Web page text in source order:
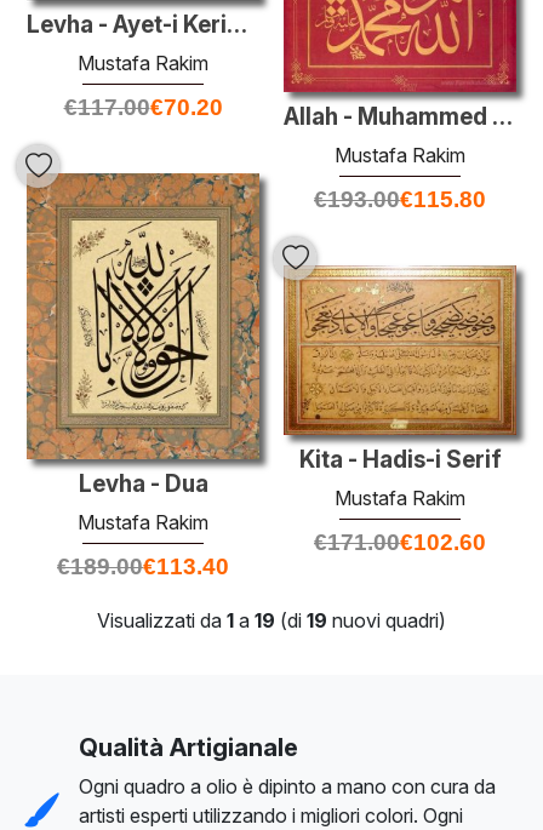
Allah - Muhammed (A.S.)
Mustafa Rakim
€193.00€115.80
Levha - Ayet-i Kerime
Mustafa Rakim
€117.00€70.20
Levha - Dua
Mustafa Rakim
€189.00€113.40
Kita - Hadis-i Serif
Mustafa Rakim
€171.00€102.60
Visualizzati da 1 a 19 (di 19 nuovi quadri)
Qualità Artigianale
Ogni quadro a olio è dipinto a mano con cura da
artisti esperti utilizzando i migliori colori. Ogni